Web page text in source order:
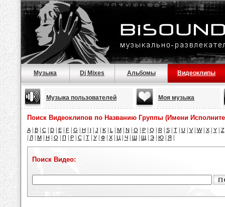
Музыка Dj Mixes Альбомы Видеоклипы
Музыка пользователей Моя музыка
Поиск Видеоклипов по Названию Группы (Имени
A| B| C| D| E| F| G H I J K| L | M| N O P| Q R| S| T| U| V| W| X| Y| Z
Л| М| Н О П Р| С| Т| У| Ф| Х| Ц| Ч| Ш| Щ| Э| Ю| Я
Поиск Видео: